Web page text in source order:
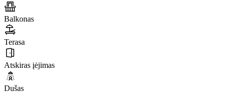
Balkonas
Terasa
Atskiras įėjimas
Dušas